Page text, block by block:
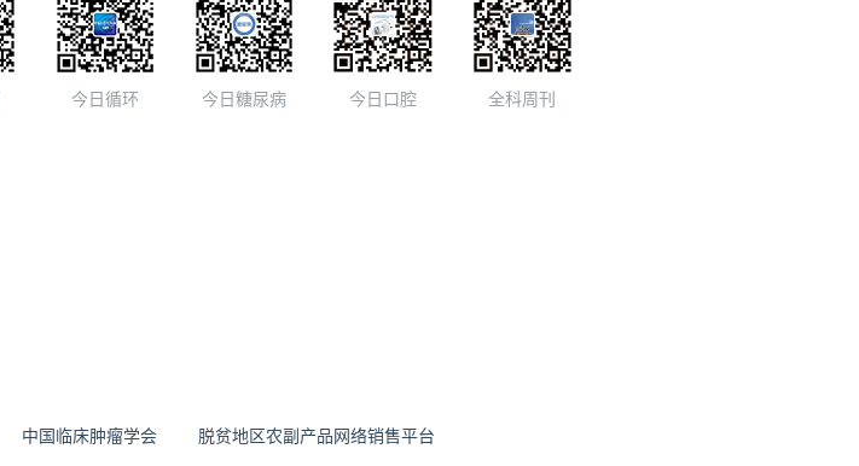
今日循环 今日糖尿病 今日口腔 全科周刊
中国临床肿瘤学会 脱贫地区农副产品网络销售平台